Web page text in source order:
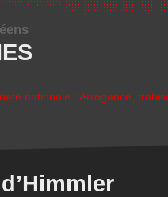
nationale : Arrogance,